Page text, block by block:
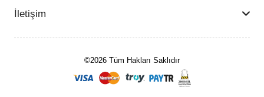
İletişim
©2026 Tüm Hakları Saklıdır